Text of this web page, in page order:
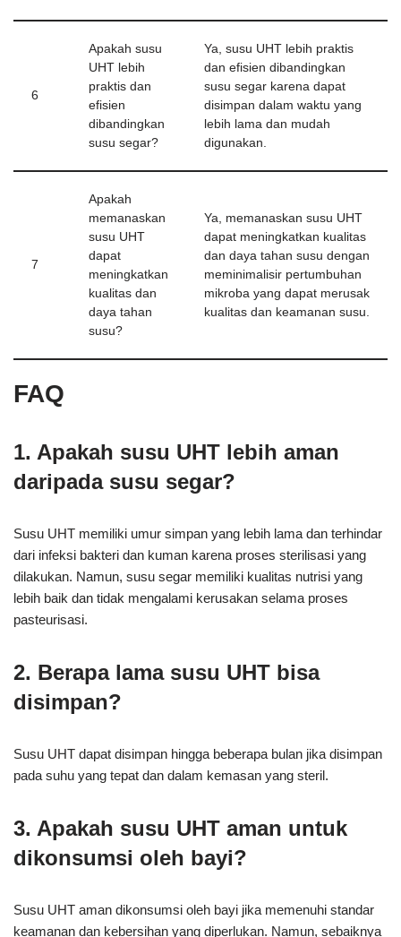
6
Apakah susu
UHT lebih
praktis dan
efisien
dibandingkan
susu segar?
Ya, susu UHT lebih praktis
dan efisien dibandingkan
susu segar karena dapat
disimpan dalam waktu yang
lebih lama dan mudah
digunakan.
7
Apakah
memanaskan
susu UHT
dapat
meningkatkan
kualitas dan
daya tahan
susu?
Ya, memanaskan susu UHT
dapat meningkatkan kualitas
dan daya tahan susu dengan
meminimalisir pertumbuhan
mikroba yang dapat merusak
kualitas dan keamanan susu.
FAQ
1. Apakah susu UHT lebih aman
daripada susu segar?
Susu UHT memiliki umur simpan yang lebih lama dan terhindar
dari infeksi bakteri dan kuman karena proses sterilisasi yang
dilakukan. Namun, susu segar memiliki kualitas nutrisi yang
lebih baik dan tidak mengalami kerusakan selama proses
pasteurisasi.
2. Berapa lama susu UHT bisa
disimpan?
Susu UHT dapat disimpan hingga beberapa bulan jika disimpan
pada suhu yang tepat dan dalam kemasan yang steril.
3. Apakah susu UHT aman untuk
dikonsumsi oleh bayi?
Susu UHT aman dikonsumsi oleh bayi jika memenuhi standar
keamanan dan kebersihan yang diperlukan. Namun, sebaiknya